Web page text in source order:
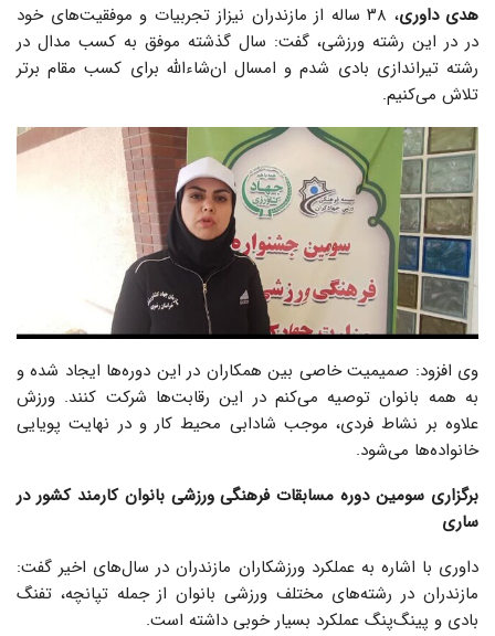
هدی داوری
، ۳۸ ساله از مازندران نیزاز تجربیات و موفقیت‌های خود
در در این رشته ورزشی، گفت: سال گذشته موفق به کسب مدال در
رشته تیراندازی بادی شدم و امسال ان‌شاءالله برای کسب مقام برتر
تلاش می‌کنیم.
وی افزود: صمیمیت خاصی بین همکاران در این دوره‌ها ایجاد شده و
به همه بانوان توصیه می‌کنم در این رقابت‌ها شرکت کنند. ورزش
علاوه بر نشاط فردی، موجب شادابی محیط کار و در نهایت پویایی
خانواده‌ها می‌شود.
برگزاری سومین دوره مسابقات فرهنگی‌ ورزشی بانوان کارمند کشور در
ساری
داوری با اشاره به عملکرد ورزشکاران مازندران در سال‌های اخیر گفت:
مازندران در رشته‌های مختلف ورزشی بانوان از جمله تپانچه، تفنگ
بادی و پینگ‌پنگ عملکرد بسیار خوبی داشته است.